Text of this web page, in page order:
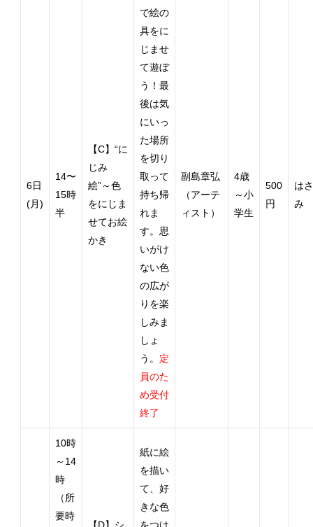
6日
(月)
14〜
15時
半
【C】“に
じみ
絵”～色
をにじま
せてお絵
かき
で絵の
具をに
じませ
て遊ぼ
う！最
後は気
にいっ
た場所
を切り
取って
持ち帰
れま
す。思
いがけ
ない色
の広が
りを楽
しみま
しょ
う。 定
員のた
め受付
終了
副島章弘
（アーテ
ィスト）
4歳
～小
学生
500
円
はさ
み
10時
～14
時
（所
要時
紙に絵
を描い
て、好
きな色